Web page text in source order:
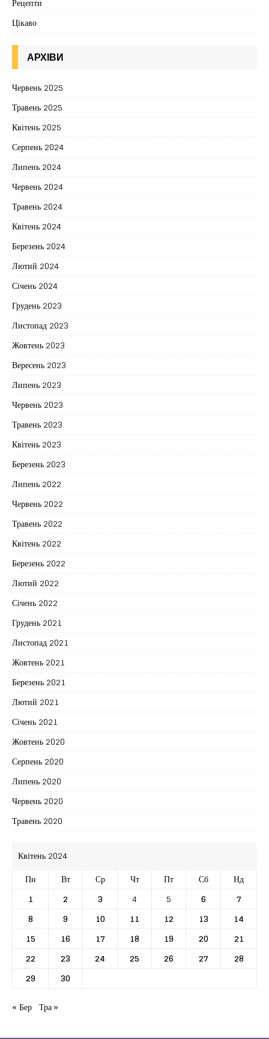
Цікаво
АРХІВИ
Червень 2025
Травень 2025
Квітень 2025
Серпень 2024
Липень 2024
Червень 2024
Травень 2024
Квітень 2024
Березень 2024
Лютий 2024
Січень 2024
Грудень 2023
Листопад 2023
Жовтень 2023
Вересень 2023
Липень 2023
Червень 2023
Травень 2023
Квітень 2023
Березень 2023
Липень 2022
Червень 2022
Травень 2022
Квітень 2022
Березень 2022
Лютий 2022
Січень 2022
Грудень 2021
Листопад 2021
Жовтень 2021
Березень 2021
Лютий 2021
Січень 2021
Жовтень 2020
Серпень 2020
Липень 2020
Червень 2020
Травень 2020
Квітень 2024
Пн
Вт Ср Чт Пт Сб
Нд
1
2 3 4 5 6
7
8
9 10 11 12 13
14
15
16 17 18 19 20
21
22
23 24 25 26 27
28
29
30
« Бер Тра »